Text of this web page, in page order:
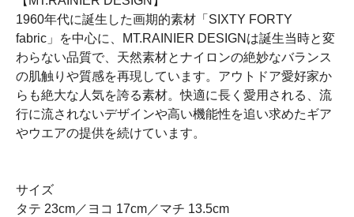
1960年代に誕生した画期的素材「SIXTY FORTY
fabric」を中心に、MT.RAINIER DESIGNは誕生当時と変
わらない品質で、天然素材とナイロンの絶妙なバランス
の肌触りや質感を再現しています。アウトドア愛好家か
らも絶大な人気を誇る素材。快適に長く愛用される、流
行に流されないデザインや高い機能性を追い求めたギア
やウエアの提供を続けています。
サイズ
タテ 23cm／ヨコ 17cm／マチ 13.5cm